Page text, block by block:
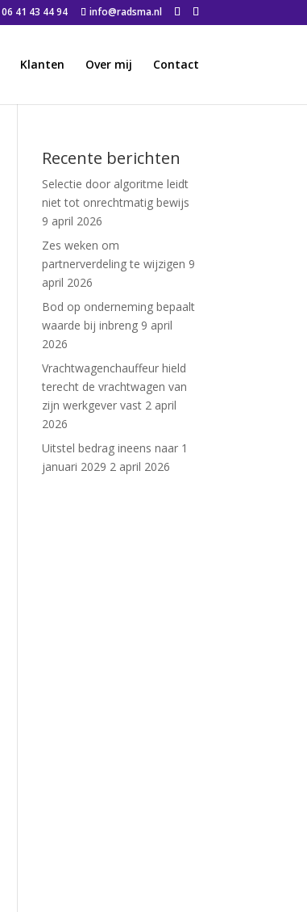
06 41 43 44 94 info@radsma.nl
Klanten Over mij Contact
Recente berichten
Selectie door algoritme leidt
niet tot onrechtmatig bewijs
9 april 2026
Zes weken om
partnerverdeling te wijzigen 9
april 2026
Bod op onderneming bepaalt
waarde bij inbreng 9 april
2026
Vrachtwagenchauffeur hield
terecht de vrachtwagen van
zijn werkgever vast 2 april
2026
Uitstel bedrag ineens naar 1
januari 2029 2 april 2026